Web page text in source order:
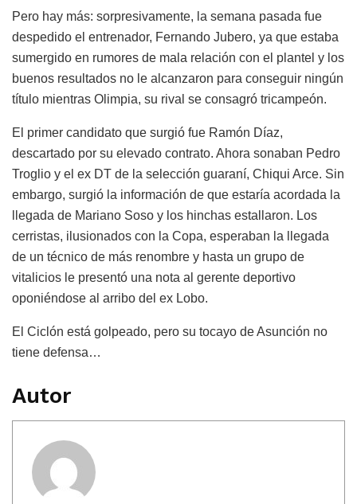
Pero hay más: sorpresivamente, la semana pasada fue
despedido el entrenador, Fernando Jubero, ya que estaba
sumergido en rumores de mala relación con el plantel y los
buenos resultados no le alcanzaron para conseguir ningún
título mientras Olimpia, su rival se consagró tricampeón.
El primer candidato que surgió fue Ramón Díaz,
descartado por su elevado contrato. Ahora sonaban Pedro
Troglio y el ex DT de la selección guaraní, Chiqui Arce. Sin
embargo, surgió la información de que estaría acordada la
llegada de Mariano Soso y los hinchas estallaron. Los
cerristas, ilusionados con la Copa, esperaban la llegada
de un técnico de más renombre y hasta un grupo de
vitalicios le presentó una nota al gerente deportivo
oponiéndose al arribo del ex Lobo.
El Ciclón está golpeado, pero su tocayo de Asunción no
tiene defensa…
Autor